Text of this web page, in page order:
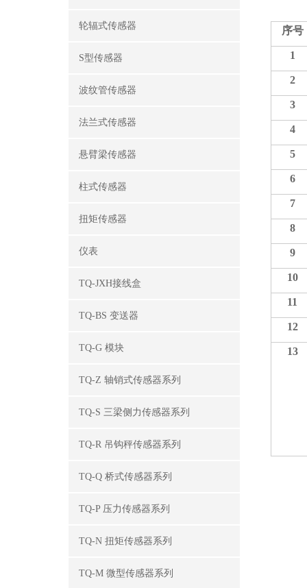
轮辐式传感器
S型传感器
波纹管传感器
法兰式传感器
悬臂梁传感器
柱式传感器
扭矩传感器
仪表
TQ-JXH接线盒
TQ-BS 变送器
TQ-G 模块
TQ-Z 轴销式传感器系列
TQ-S 三梁侧力传感器系列
TQ-R 吊钩秤传感器系列
TQ-Q 桥式传感器系列
TQ-P 压力传感器系列
TQ-N 扭矩传感器系列
TQ-M 微型传感器系列
序号
1
2
3
4
5
6
7
8
9
10
11
12
13